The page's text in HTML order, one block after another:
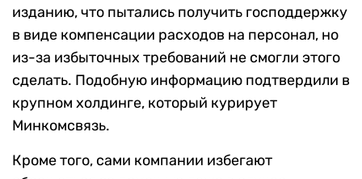
изданию, что пытались получить господдержку
в виде компенсации расходов на персонал, но
из-за избыточных требований не смогли этого
сделать. Подобную информацию подтвердили в
крупном холдинге, который курирует
Минкомсвязь.
Кроме того, сами компании избегают